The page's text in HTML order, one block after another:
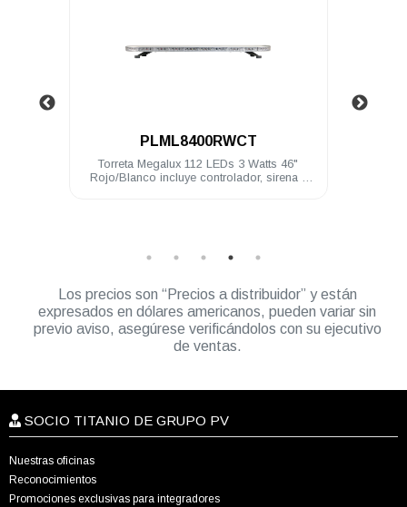
PVET38RB
Unidad Encubierta PV Rojo/Azul trasera de
38 LEDs 1 Watt 12 VDC 2 luces penetracion
Los precios son “Precios a distribuidor” y están
expresados en dólares americanos, pueden variar sin
previo aviso, asegúrese verificándolos con su ejecutivo
de ventas.
SOCIO TITANIO DE GRUPO PV
Nuestras oficinas
Reconocimientos
Promociones exclusivas para integradores